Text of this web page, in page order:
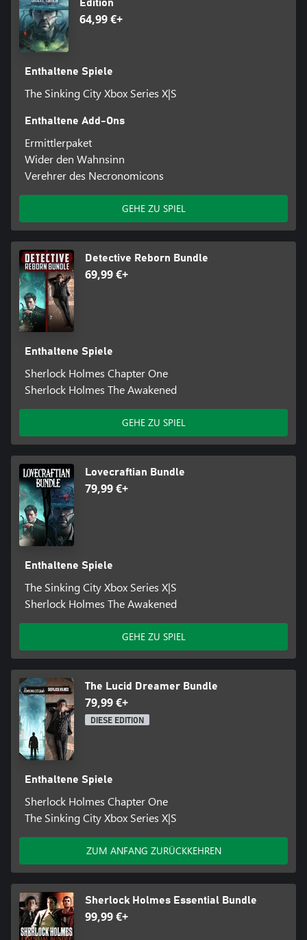
Edition
64,99 €+
Enthaltene Spiele
The Sinking City Xbox Series X|S
Enthaltene Add-Ons
Ermittlerpaket
Wider den Wahnsinn
Verehrer des Necronomicons
GEHE ZU SPIEL
Detective Reborn Bundle
69,99 €+
Enthaltene Spiele
Sherlock Holmes Chapter One
Sherlock Holmes The Awakened
GEHE ZU SPIEL
Lovecraftian Bundle
79,99 €+
Enthaltene Spiele
The Sinking City Xbox Series X|S
Sherlock Holmes The Awakened
GEHE ZU SPIEL
The Lucid Dreamer Bundle
79,99 €+
DIESE EDITION
Enthaltene Spiele
Sherlock Holmes Chapter One
The Sinking City Xbox Series X|S
ZUM ANFANG ZURÜCKKEHREN
Sherlock Holmes Essential Bundle
99,99 €+